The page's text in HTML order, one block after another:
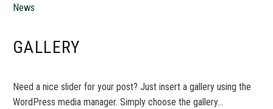
News
GALLERY
Need a nice slider for your post? Just insert a gallery using the
WordPress media manager. Simply choose the gallery…